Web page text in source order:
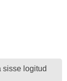
sisse logitud